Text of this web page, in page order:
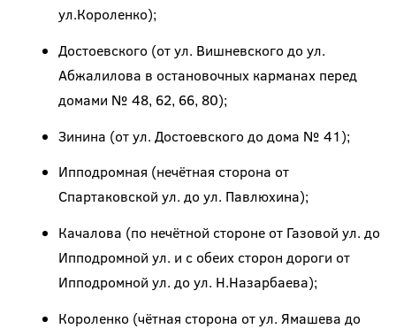
ул.Короленко);
Достоевского (от ул. Вишневского до ул.
Абжалилова в остановочных карманах перед
домами № 48, 62, 66, 80);
Зинина (от ул. Достоевского до дома № 41);
Ипподромная (нечётная сторона от
Спартаковской ул. до ул. Павлюхина);
Качалова (по нечётной стороне от Газовой ул. до
Ипподромной ул. и с обеих сторон дороги от
Ипподромной ул. до ул. Н.Назарбаева);
Короленко (чётная сторона от ул. Ямашева до